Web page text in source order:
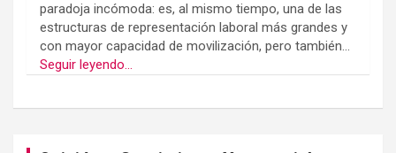
paradoja incómoda: es, al mismo tiempo, una de las
estructuras de representación laboral más grandes y
con mayor capacidad de movilización, pero también...
Seguir leyendo...